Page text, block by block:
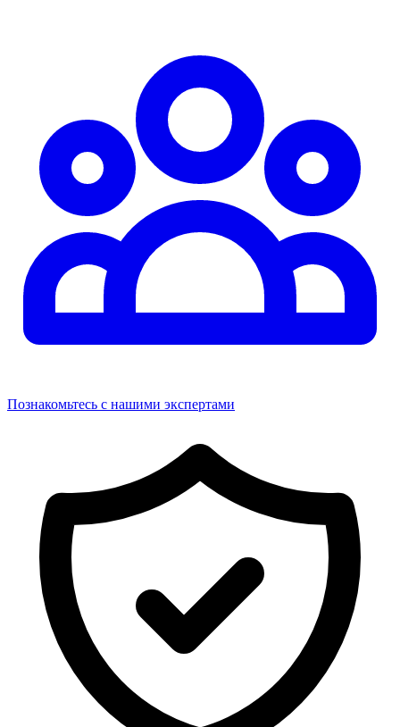
Познакомьтесь с нашими экспертами